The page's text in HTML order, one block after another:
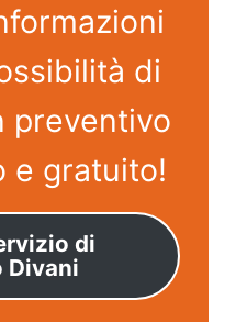
di
preventivo
e gratuito!
di
Divani